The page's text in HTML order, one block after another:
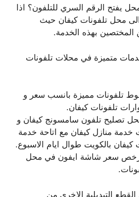
يفتح الرقم السري للتلفون؟ اذا
الى محل تلفونات كيفان حيث
المختصين بهذه الخدمة.
متميزة في محلات تلفونات
تلفونات مميزة بانسب سعر و
تلفونات كيفان.
تصليح تلفون سامسونج كيفان و
خدمة منازل كيفان مع اتاحة خدمة
كيفان بالكويت طوال ايام الاسبوع.
سعر شاشة ايفون في محل
القطع التبديلية الاخرى من